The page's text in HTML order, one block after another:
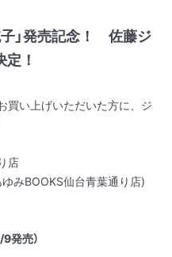
」発売記念！ 佐藤ジ
！
買い上げいただいた方に、ジ
店
みBOOKS仙台青葉通り店)
発売）